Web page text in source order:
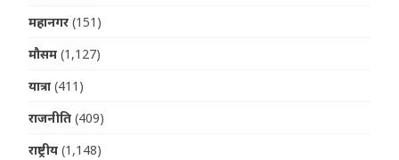
महानगर (151)
मौसम (1,127)
यात्रा (411)
राजनीति (409)
राष्ट्रीय (1,148)